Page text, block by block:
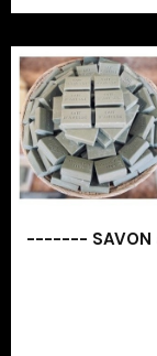
------- SAVON